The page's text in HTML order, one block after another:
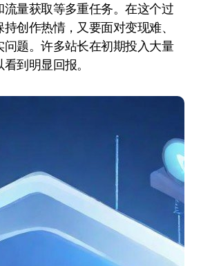
量获取等多重任务。在这个过
创作热情，又要面对变现难、
问题。许多站长在初期投入大量
到明显回报。